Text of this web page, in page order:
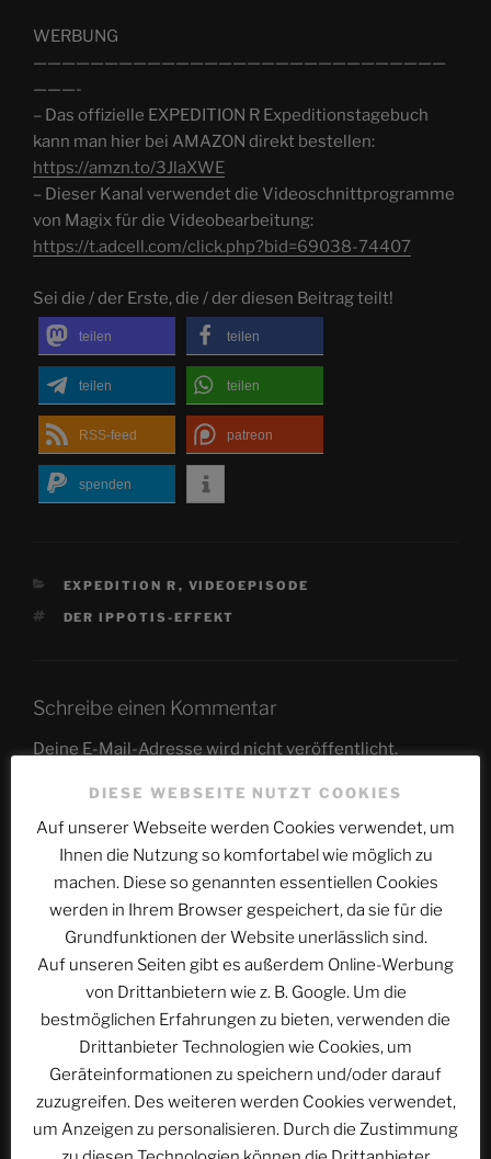
WERBUNG
—————————————————————————————
———-
– Das offizielle EXPEDITION R Expeditionstagebuch
kann man hier bei AMAZON direkt bestellen:
https://amzn.to/3JlaXWE
– Dieser Kanal verwendet die Videoschnittprogramme
von Magix für die Videobearbeitung:
https://t.adcell.com/click.php?bid=69038-74407
Sei die / der Erste, die / der diesen Beitrag teilt!
teilen teilen
teilen teilen
RSS-feed patreon
spenden
KATEGORIEN
EXPEDITION R , VIDEOEPISODE
SCHLAGWÖRTER
DER IPPOTIS-EFFEKT
Schreibe einen Kommentar
Deine E-Mail-Adresse wird nicht veröffentlicht.
Kommentar*
Name*
DIESE WEBSEITE NUTZT COOKIES
Auf unserer Webseite werden Cookies verwendet, um
Ihnen die Nutzung so komfortabel wie möglich zu
machen. Diese so genannten essentiellen Cookies
werden in Ihrem Browser gespeichert, da sie für die
Grundfunktionen der Website unerlässlich sind.
Auf unseren Seiten gibt es außerdem Online-Werbung
von Drittanbietern wie z. B. Google. Um die
bestmöglichen Erfahrungen zu bieten, verwenden die
Drittanbieter Technologien wie Cookies, um
Geräteinformationen zu speichern und/oder darauf
zuzugreifen. Des weiteren werden Cookies verwendet,
um Anzeigen zu personalisieren. Durch die Zustimmung